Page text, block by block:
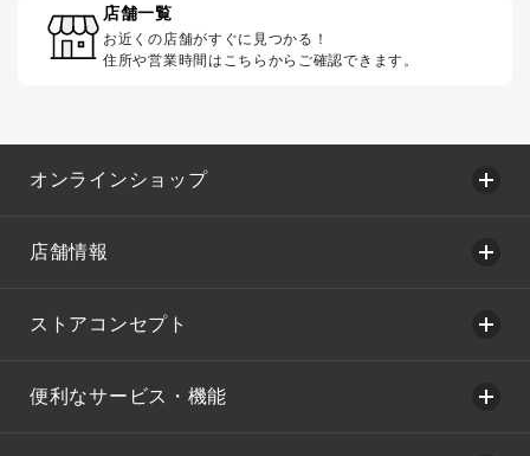
店舗一覧
お近くの店舗がすぐに見つかる！
住所や営業時間はこちらからご確認できます。
オンラインショップ
店舗情報
ストアコンセプト
便利なサービス・機能